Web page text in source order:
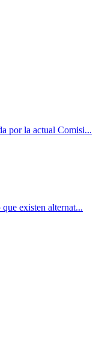
por la actual Comisi...
existen alternat...